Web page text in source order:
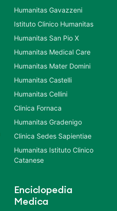
Humanitas Gavazzeni
Istituto Clinico Humanitas
Humanitas San Pio X
Humanitas Medical Care
Humanitas Mater Domini
Humanitas Castelli
Humanitas Cellini
Clinica Fornaca
Humanitas Gradenigo
Clinica Sedes Sapientiae
Humanitas Istituto Clinico
Catanese
Enciclopedia
Medica